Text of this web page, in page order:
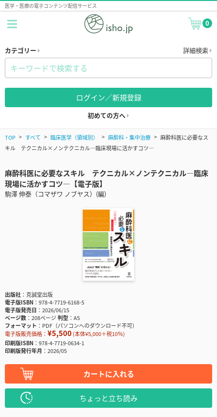
医学・医療の電子コンテンツ配信サービス
0
カテゴリー 詳細検索
ログイン／新規登録
初めての方へ
TOP すべて 臨床医学（領域別） 麻酔科・集中治療
麻酔科医に必要なス
キル テクニカル×ノンテクニカル―臨床現場に活かすコツ―
麻酔科医に必要なスキル テクニカル×ノンテクニカル―臨床
現場に活かすコツ―【電子版】
駒澤 伸泰（コマザワ ノブヤス）(編)
出版社
克誠堂出版
電子版ISBN
978-4-7719-6168-5
電子版発売日
2026/06/15
ページ数
208ページ判型
A5
フォーマット
PDF（パソコンへのダウンロード不可）
電子版販売価格： ¥5,500(本体¥5,000＋税10％)
印刷版ISBN
978-4-7719-0634-1
印刷版発行年月
2026/05
カートに入れる
ちょっと立ち読み